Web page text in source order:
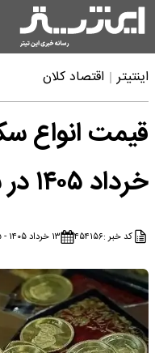
اینتیتر اقتصاد کلان
خرداد ۱۴۰۵ در سوت‌های مختلف
کد خبر :۴۵۴۱۵۶ ۱۳ خرداد ۱۴۰۵ - ۱۵:۲۵